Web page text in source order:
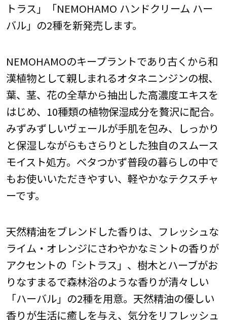
トラス」「NEMOHAMO ハンドクリーム ハー
バル」の2種を新発売します。
NEMOHAMOのキープラントであり古くから和
漢植物として親しまれるオタネニンジンの根、
葉、茎、花の全草から抽出した高濃度エキスを
はじめ、10種類の植物保湿成分を贅沢に配合。
みずみずしいヴェールが手肌を包み、しっかり
と保湿しながらもさらりとした独自のスムース
モイスト処方。ベタつかず普段の暮らしの中で
もお使いいただきやすい、軽やかなテクスチャ
ーです。
天然精油をブレンドした香りは、フレッシュな
ライム・オレンジにさわやかなミントの香りが
アクセントの「シトラス」、樹木とハーブがお
りなすまるで森林浴のような香りが清々しい
「ハーバル」の2種を用意。天然精油の優しい
香りが生活に癒しを与え、気分をリフレッシュ